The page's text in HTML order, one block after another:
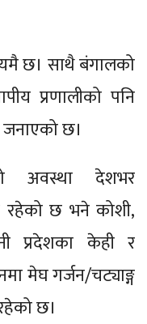
छ। साथै बंगालको
प्रणालीको पनि
छ।
अवस्था देशभर
छ भने कोशी,
प्रदेशका केही र
मेघ गर्जन/चट्याङ्ग
छ।